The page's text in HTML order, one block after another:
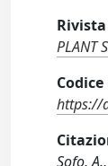
Rivista
PLANT
https://
Sofo,